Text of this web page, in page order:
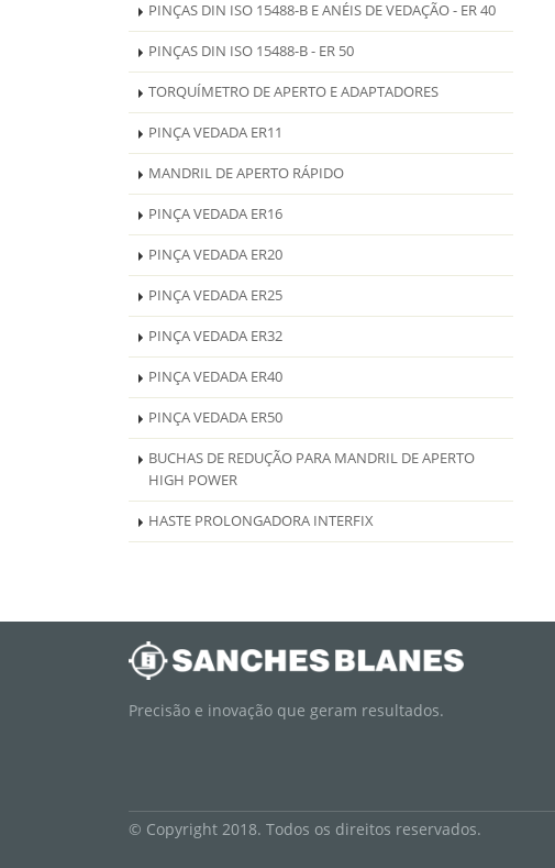
PINÇAS DIN ISO 15488-B E ANÉIS DE VEDAÇÃO - ER 40
PINÇAS DIN ISO 15488-B - ER 50
TORQUÍMETRO DE APERTO E ADAPTADORES
PINÇA VEDADA ER11
MANDRIL DE APERTO RÁPIDO
PINÇA VEDADA ER16
PINÇA VEDADA ER20
PINÇA VEDADA ER25
PINÇA VEDADA ER32
PINÇA VEDADA ER40
PINÇA VEDADA ER50
BUCHAS DE REDUÇÃO PARA MANDRIL DE APERTO
HIGH POWER
HASTE PROLONGADORA INTERFIX
Precisão e inovação que geram resultados.
© Copyright 2018. Todos os direitos reservados.